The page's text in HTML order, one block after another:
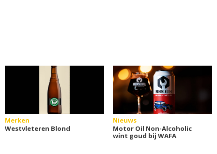
Merken
Westvleteren Blond
Nieuws
Motor Oil Non-Alcoholic
wint goud bij WAFA